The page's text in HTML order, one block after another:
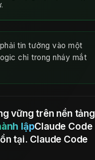
tin tưởng vào một
chỉ trong nháy mắt
vững trên nền tảng
lậpClaude Code
tại. Claude Code